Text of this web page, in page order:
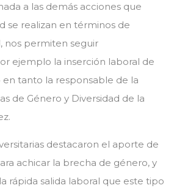
a las demás acciones que
se realizan en términos de
nos permiten seguir
ejemplo la inserción laboral de
en tanto la responsable de la
de Género y Diversidad de la
destacaron el aporte de
achicar la brecha de género, y
rápida salida laboral que este tipo